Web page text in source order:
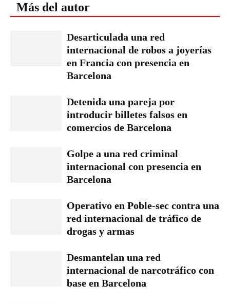
Más del autor
Desarticulada una red
internacional de robos a joyerías
en Francia con presencia en
Barcelona
Detenida una pareja por
introducir billetes falsos en
comercios de Barcelona
Golpe a una red criminal
internacional con presencia en
Barcelona
Operativo en Poble-sec contra una
red internacional de tráfico de
drogas y armas
Desmantelan una red
internacional de narcotráfico con
base en Barcelona